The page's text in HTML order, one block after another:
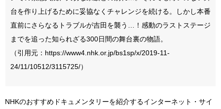
台を作り上げるために妥協なくチャレンジを続ける。しかし本番
直前にさらなるトラブルが吉田を襲う…！感動のラストステージ
までを追った知られざる300日間の舞台裏の物語。
（引用元：https://www4.nhk.or.jp/bs1sp/x/2019-11-
24/11/10512/3115725/）
NHKのおすすめドキュメンタリーを紹介するインターネット・サイ